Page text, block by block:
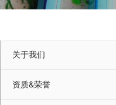
关于我们
资质&荣誉